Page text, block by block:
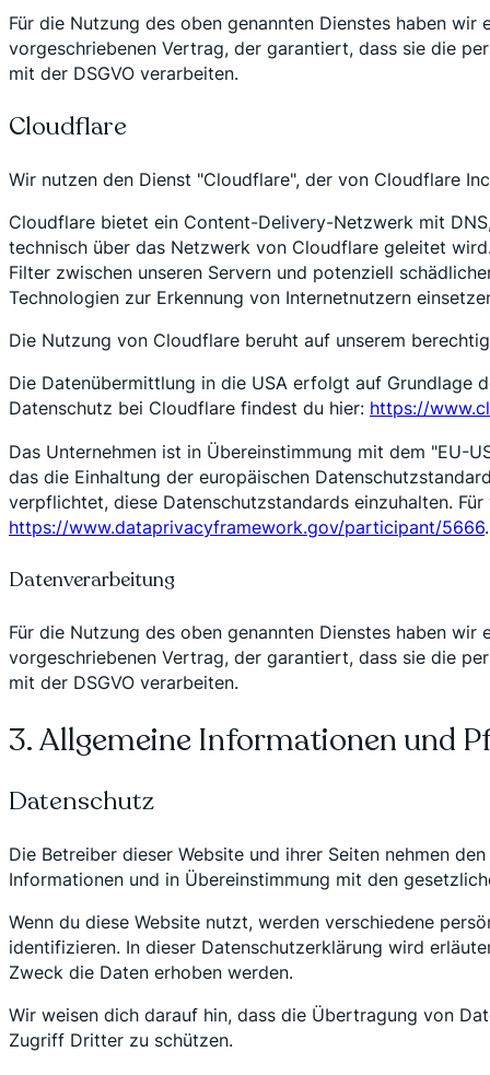
Für die Nutzung des oben genannten Dienstes haben
vorgeschriebenen Vertrag, der garantiert, dass sie die
mit der DSGVO verarbeiten.
Cloudflare
Wir nutzen den Dienst "Cloudflare", der von Cloudflare
Cloudflare bietet ein Content-Delivery-Netzwerk mit
technisch über das Netzwerk von Cloudflare geleitet
Filter zwischen unseren Servern und potenziell
Technologien zur Erkennung von Internetnutzern
Die Nutzung von Cloudflare beruht auf unserem
Die Datenübermittlung in die USA erfolgt auf Grundlage
Datenschutz bei Cloudflare findest du hier: https://
Das Unternehmen ist in Übereinstimmung mit dem "EU-
das die Einhaltung der europäischen
verpflichtet, diese Datenschutzstandards einzuhalten.
https://www.dataprivacyframework.gov/participant/5666.
Datenverarbeitung
Für die Nutzung des oben genannten Dienstes haben
vorgeschriebenen Vertrag, der garantiert, dass sie die
mit der DSGVO verarbeiten.
3. Allgemeine Informationen und
Datenschutz
Die Betreiber dieser Website und ihrer Seiten nehmen
Informationen und in Übereinstimmung mit den
Wenn du diese Website nutzt, werden verschiedene
identifizieren. In dieser Datenschutzerklärung wird
Zweck die Daten erhoben werden.
Wir weisen dich darauf hin, dass die Übertragung von
Zugriff Dritter zu schützen.